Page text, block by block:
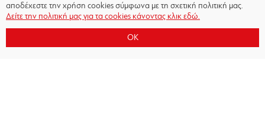
αποδέχεστε την χρήση cookies σύμφωνα με τη σχετική πολιτική μας.
Δείτε την πολιτική μας για τα cookies κάνοντας κλικ εδώ.
OK